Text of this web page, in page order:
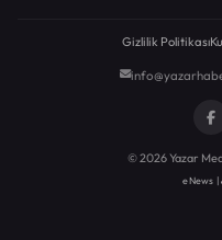
Gizlilik Politikası
© 2026 Yazar
eNews |